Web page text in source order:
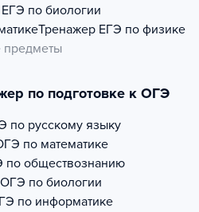
ЕГЭ по биологии
Тренажер ЕГЭ по физике
предметы
по подготовке к ОГЭ
по русскому языку
по математике
по обществознанию
ОГЭ по биологии
по информатике